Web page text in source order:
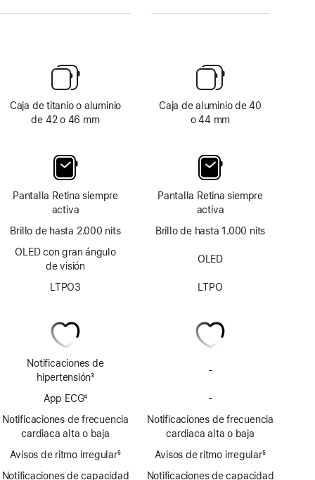
Caja de titanio o aluminio
de 42 o 46 mm
Pantalla Retina siempre
activa
Brillo de hasta 2.000 nits
OLED con gran ángulo
de visión
LTPO3
Notificaciones de
hipertensión
pie
3
App ECG
a
pie
de
4
Notificaciones de frecuencia
cardiaca alta o baja
Avisos de ritmo irregular5
Notificaciones de capacidad
Caja de aluminio de 40
o 44 mm
Pantalla Retina siempre
activa
Brillo de hasta 1.000 nits
OLED
LTPO
-
posible
hipertensión
-
la
app
ECG
Notificaciones de frecuencia
cardiaca alta o baja
Avisos de ritmo irregular5
Notificaciones de capacidad